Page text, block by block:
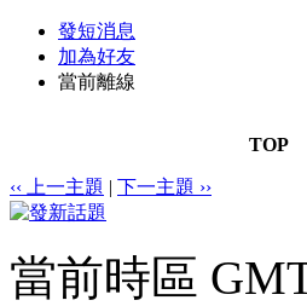
發短消息
加為好友
當前離線
TOP
‹‹ 上一主題 | 下一主題 ››
當前時區